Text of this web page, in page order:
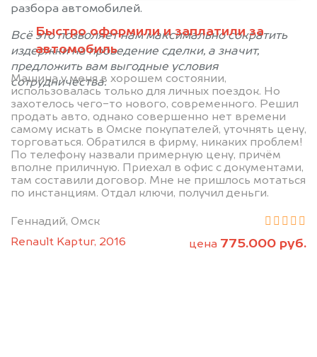
Быстро оформили и заплатили за
автомобиль
Машина у меня в хорошем состоянии,
использовалась только для личных поездок. Но
захотелось чего-то нового, современного. Решил
продать авто, однако совершенно нет времени
самому искать в Омске покупателей, уточнять цену,
торговаться. Обратился в фирму, никаких проблем!
По телефону назвали примерную цену, причём
вполне приличную. Приехал в офис с документами,
там составили договор. Мне не пришлось мотаться
по инстанциям. Отдал ключи, получил деньги.
Геннадий, Омск
Renault Kaptur, 2016
цена 775.000 руб.
разбора автомобилей.
Всё это позволяет нам максимально сократить
издержки на проведение сделки, а значит,
предложить вам выгодные условия
сотрудничества.
Позвоните нам: 8 (800)
Мы проконсультируем вас и